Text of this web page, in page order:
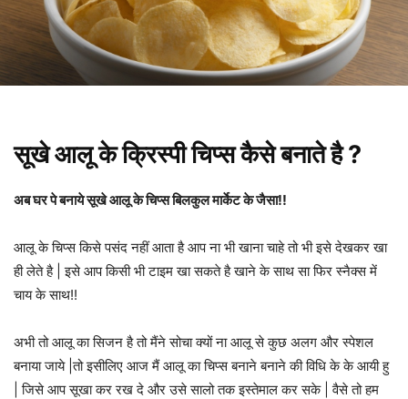
सूखे आलू के क्रिस्पी चिप्स कैसे बनाते है ?
अब घर पे बनाये सूखे आलू के चिप्स बिलकुल मार्केट के जैसा!!
आलू के चिप्स किसे पसंद नहीं आता है आप ना भी खाना चाहे तो भी इसे देखकर खा
ही लेते है | इसे आप किसी भी टाइम खा सकते है खाने के साथ सा फिर स्नैक्स में
चाय के साथ!!
अभी तो आलू का सिजन है तो मैंने सोचा क्यों ना आलू से कुछ अलग और स्पेशल
बनाया जाये |तो इसीलिए आज मैं आलू का चिप्स बनाने बनाने की विधि के के आयी हु
| जिसे आप सूखा कर रख दे और उसे सालो तक इस्तेमाल कर सके | वैसे तो हम